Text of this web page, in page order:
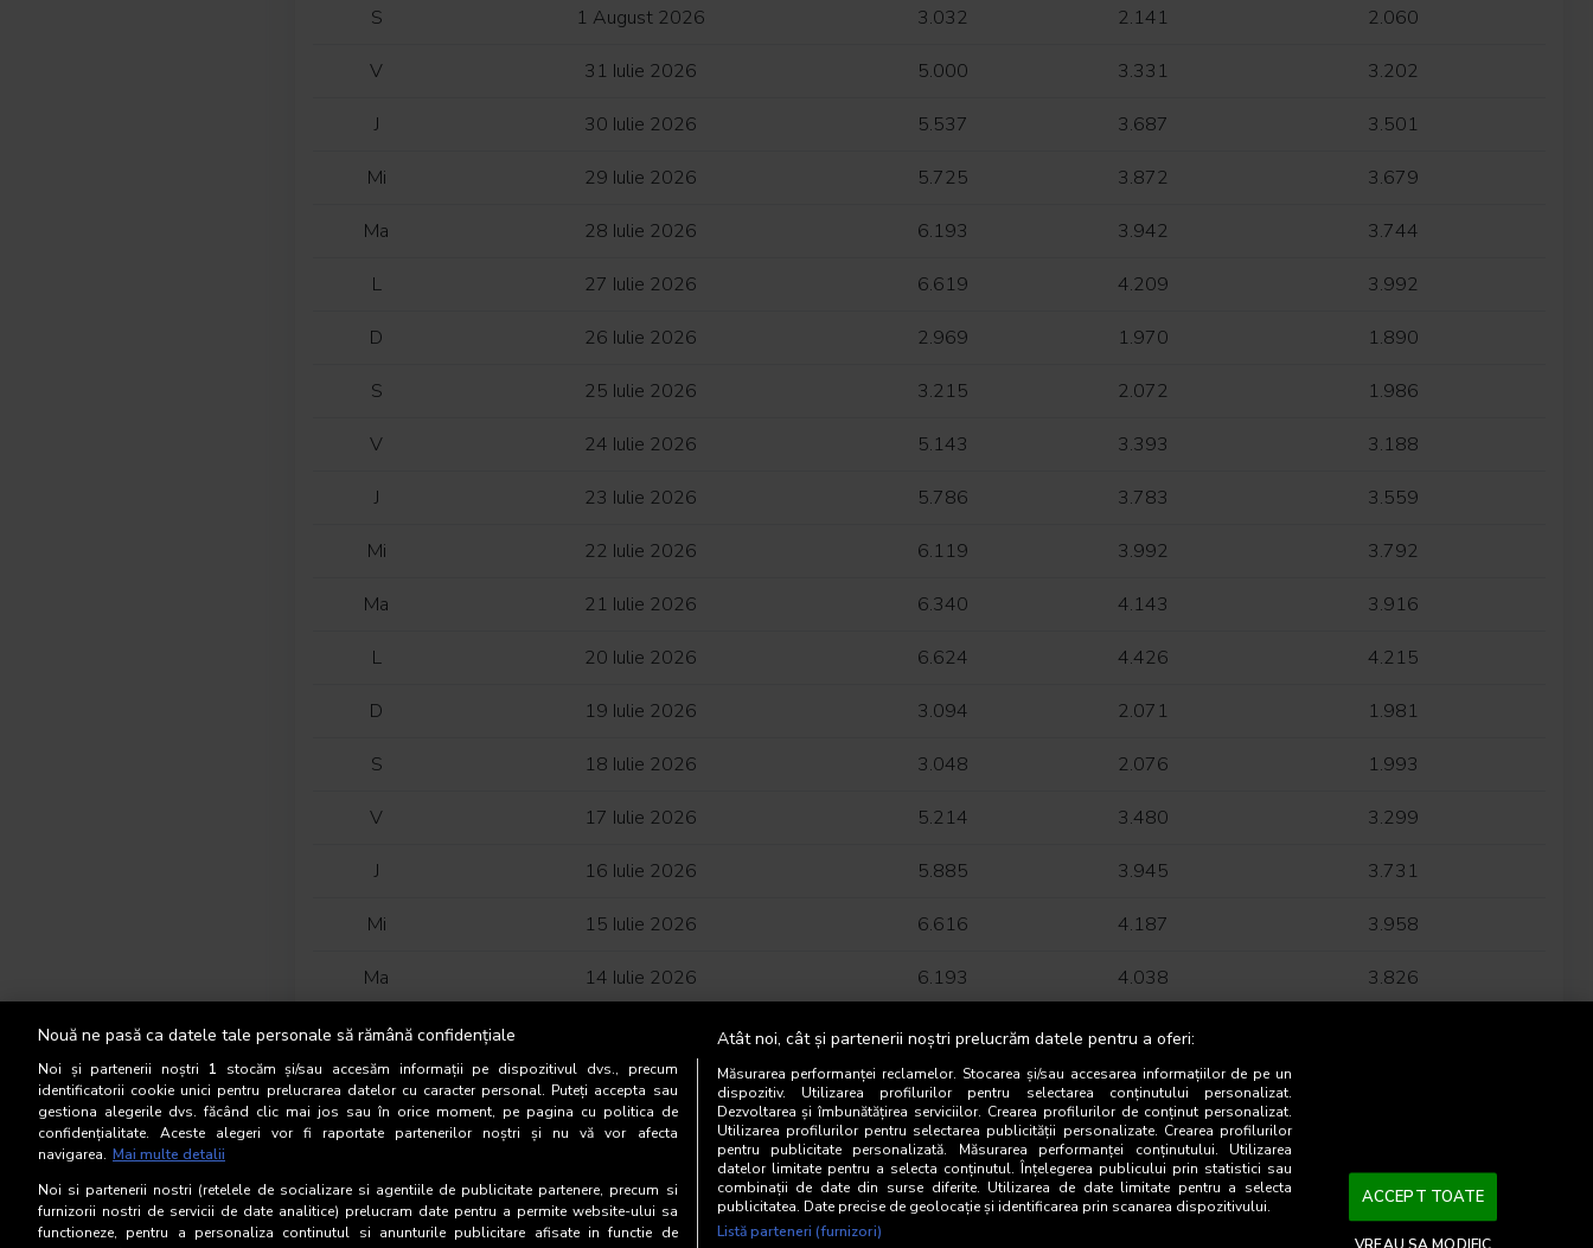
S 1 August 2026 3.032 2.141 2.060
V 31 Iulie 2026 5.000 3.331 3.202
J 30 Iulie 2026 5.537 3.687 3.501
Mi 29 Iulie 2026 5.725 3.872 3.679
Ma 28 Iulie 2026 6.193 3.942 3.744
L 27 Iulie 2026 6.619 4.209 3.992
D 26 Iulie 2026 2.969 1.970 1.890
S 25 Iulie 2026 3.215 2.072 1.986
V 24 Iulie 2026 5.143 3.393 3.188
J 23 Iulie 2026 5.786 3.783 3.559
Mi 22 Iulie 2026 6.119 3.992 3.792
Ma 21 Iulie 2026 6.340 4.143 3.916
L 20 Iulie 2026 6.624 4.426 4.215
D 19 Iulie 2026 3.094 2.071 1.981
S 18 Iulie 2026 3.048 2.076 1.993
V 17 Iulie 2026 5.214 3.480 3.299
J 16 Iulie 2026 5.885 3.945 3.731
Mi 15 Iulie 2026 6.616 4.187 3.958
Ma 14 Iulie 2026 6.193 4.038 3.826
L 6.907 4.370
D 12 Iulie 2026 3.224 1.974
S 11 Iulie 2026 2.951 1.941
V 10 Iulie 2026 4.862 3.098 2.964
Nouă ne pasă ca datele tale personale să rămână confidențiale
Noi și partenerii noștri 1 stocăm și/sau accesăm informații pe dispozitivul dvs., precum
identificatorii cookie unici pentru prelucrarea datelor cu caracter personal. Puteți accepta sau
gestiona alegerile dvs. făcând clic mai jos sau în orice moment, pe pagina cu politica de
confidențialitate. Aceste alegeri vor fi raportate partenerilor noștri și nu vă vor afecta
navigarea. Mai multe detalii
Noi si partenerii nostri (retelele de socializare si agentiile de publicitate partenere, precum si
furnizorii nostri de servicii de date analitice) prelucram date pentru a permite website-ului sa
functioneze, pentru a personaliza continutul si anunturile publicitare afisate in functie de
Atât noi, cât și partenerii noștri prelucrăm datele pentru a oferi:
Măsurarea performanței reclamelor. Stocarea și/sau accesarea informațiilor de pe un
dispozitiv. Utilizarea profilurilor pentru selectarea conținutului personalizat.
Dezvoltarea și îmbunătățirea serviciilor. Crearea profilurilor de conținut personalizat.
Utilizarea profilurilor pentru selectarea publicității personalizate. Crearea profilurilor
pentru publicitate personalizată. Măsurarea performanței conținutului. Utilizarea
datelor limitate pentru a selecta conținutul. Înțelegerea publicului prin statistici sau
combinații de date din surse diferite. Utilizarea de date limitate pentru a selecta
publicitatea. Date precise de geolocație și identificarea prin scanarea dispozitivului.
Listă parteneri (furnizori)
ACCEPT TOATE
VREAU SA MODIFIC